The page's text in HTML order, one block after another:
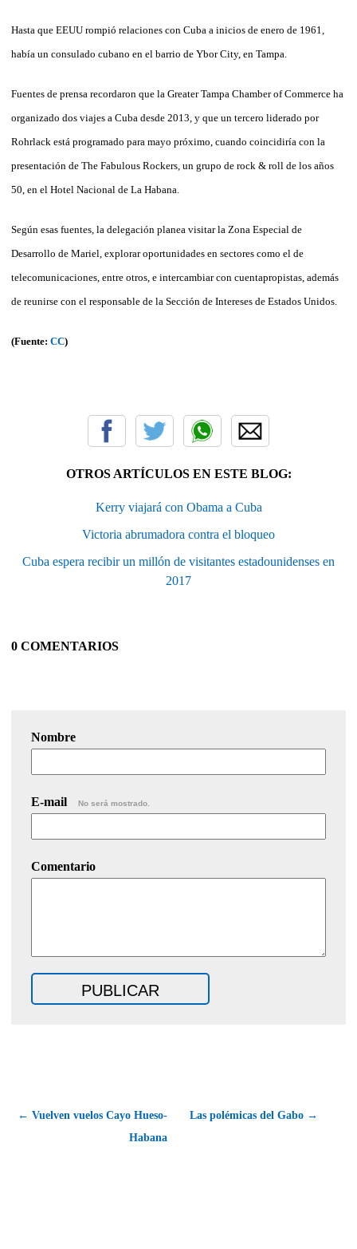
Hasta que EEUU rompió relaciones con Cuba a inicios de enero de 1961,
había un consulado cubano en el barrio de Ybor City, en Tampa.
Fuentes de prensa recordaron que la Greater Tampa Chamber of Commerce ha
organizado dos viajes a Cuba desde 2013, y que un tercero liderado por
Rohrlack está programado para mayo próximo, cuando coincidiría con la
presentación de The Fabulous Rockers, un grupo de rock & roll de los años
50, en el Hotel Nacional de La Habana.
Según esas fuentes, la delegación planea visitar la Zona Especial de
Desarrollo de Mariel, explorar oportunidades en sectores como el de
telecomunicaciones, entre otros, e intercambiar con cuentapropistas, además
de reunirse con el responsable de la Sección de Intereses de Estados Unidos.
(Fuente: CC)
OTROS ARTÍCULOS EN ESTE BLOG:
Kerry viajará con Obama a Cuba
Victoria abrumadora contra el bloqueo
Cuba espera recibir un millón de visitantes estadounidenses en
2017
0 COMENTARIOS
Nombre
E-mail No será mostrado.
Comentario
← Vuelven vuelos Cayo Hueso-
Habana
Las polémicas del Gabo →